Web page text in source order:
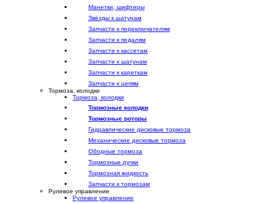
Манетки, шифтеры
Звёзды к шатунам
Запчасти к переключателям
Запчасти к педалям
Запчасти к кассетам
Запчасти к шатунам
Запчасти к кареткам
Запчасти к цепям
Тормоза, колодки
Тормоза, колодки
Тормозные колодки
Тормозные роторы
Гидравлические дисковые тормоза
Механические дисковые тормоза
Ободные тормоза
Тормозные ручки
Тормозная жидкость
Запчасти к тормозам
Рулевое управление
Рулевое управление